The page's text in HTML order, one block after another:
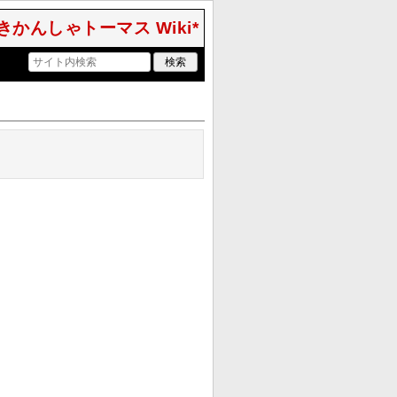
かんしゃトーマス Wiki*